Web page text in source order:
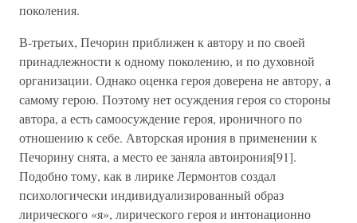
поколения.
В-третьих, Печорин приближен к автору и по своей
принадлежности к одному поколению, и по духовной
организации. Однако оценка героя доверена не автору, а
самому герою. Поэтому нет осуждения героя со стороны
автора, а есть самоосуждение героя, ироничного по
отношению к себе. Авторская ирония в применении к
Печорину снята, а место ее заняла автоирония[91].
Подобно тому, как в лирике Лермонтов создал
психологически индивидуализированный образ
лирического «я», лирического героя и интонационно